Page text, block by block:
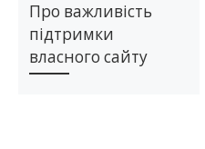
Про важливість
підтримки
власного сайту